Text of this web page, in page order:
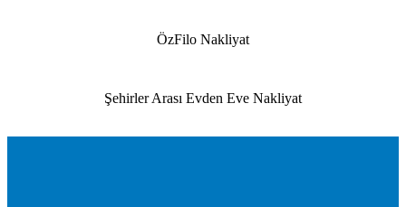
ÖzFilo Nakliyat
Şehirler Arası Evden Eve Nakliyat